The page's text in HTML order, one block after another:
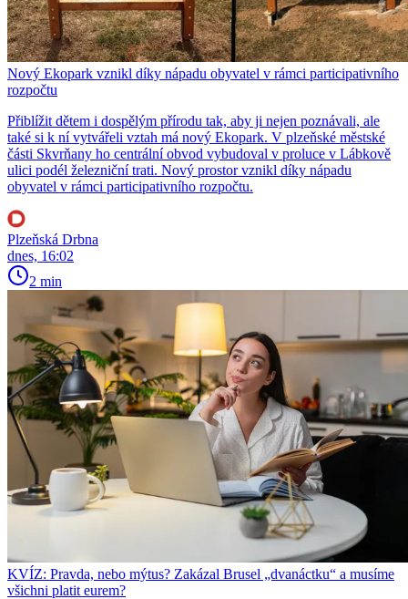
Nový Ekopark vznikl díky nápadu obyvatel v rámci participativního
rozpočtu
Přiblížit dětem i dospělým přírodu tak, aby ji nejen poznávali, ale
také si k ní vytvářeli vztah má nový Ekopark. V plzeňské městské
části Skvrňany ho centrální obvod vybudoval v proluce v Lábkově
ulici podél železniční trati. Nový prostor vznikl díky nápadu
obyvatel v rámci participativního rozpočtu.
Plzeňská Drbna
dnes, 16:02
2 min
KVÍZ: Pravda, nebo mýtus? Zakázal Brusel „dvanáctku“ a musíme
všichni platit eurem?